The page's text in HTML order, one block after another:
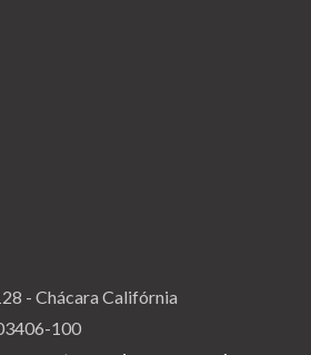
- Chácara Califórnia
100